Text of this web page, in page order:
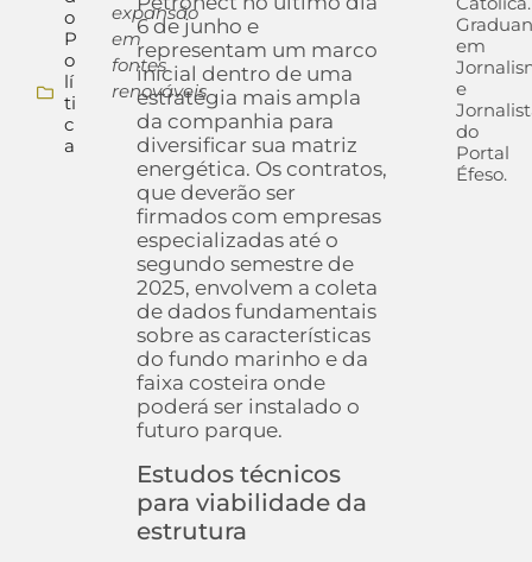
o
P
o
lí
ti
c
a
expansão
em
fontes
renováveis
6 de junho e
representam um marco
inicial dentro de uma
estratégia mais ampla
da companhia para
diversificar sua matriz
energética. Os contratos,
que deverão ser
firmados com empresas
especializadas até o
segundo semestre de
2025, envolvem a coleta
de dados fundamentais
sobre as características
do fundo marinho e da
faixa costeira onde
poderá ser instalado o
futuro parque.
Estudos técnicos
para viabilidade da
estrutura
em
e
do
Portal
Éfeso.